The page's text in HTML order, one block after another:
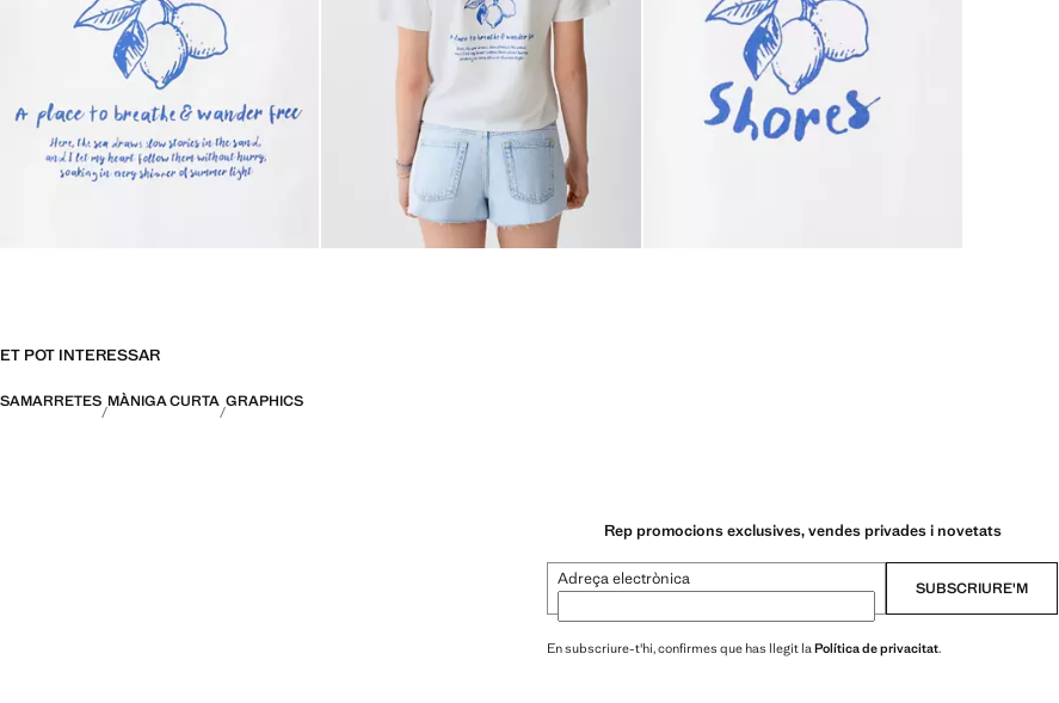
ET POT INTERESSAR
SAMARRETES MÀNIGA CURTA GRAPHICS
Rep promocions exclusives, vendes privades i novetats
Adreça electrònica SUBSCRIURE'M
En subscriure-t'hi, confirmes que has llegit laPolítica de privacitat.